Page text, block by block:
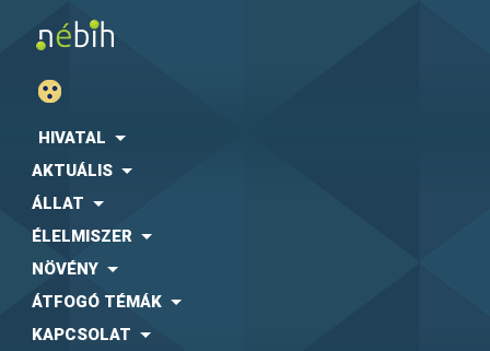
HIVATAL
AKTUÁLIS
ÁLLAT
ÉLELMISZER
NÖVÉNY
ÁTFOGÓ TÉMÁK
KAPCSOLAT